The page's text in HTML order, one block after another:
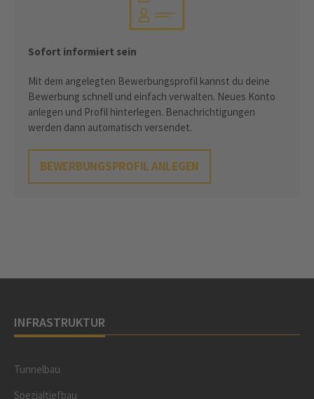
Sofort informiert sein
Mit dem angelegten Bewerbungsprofil kannst du deine
Bewerbung schnell und einfach verwalten. Neues Konto
anlegen und Profil hinterlegen. Benachrichtigungen
werden dann automatisch versendet.
BEWERBUNGSPROFIL ANLEGEN
INFRASTRUKTUR
Tunnelbau
Spezialtiefbau